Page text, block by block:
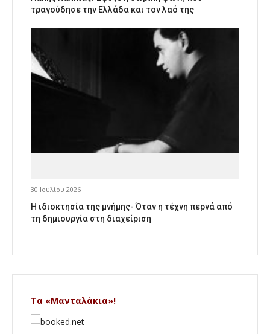
τραγούδησε την Ελλάδα και τον λαό της
30 Ιουλίου 2026
Η ιδιοκτησία της μνήμης- Όταν η τέχνη περνά από
τη δημιουργία στη διαχείριση
Τα «Μανταλάκια»!